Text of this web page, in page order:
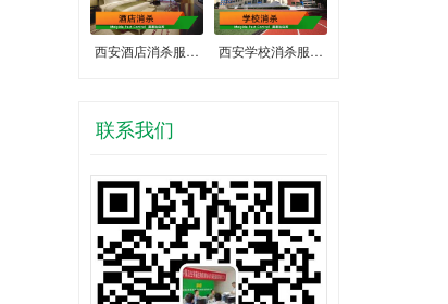
西安酒店消杀服… 西安学校消杀服…
联系我们